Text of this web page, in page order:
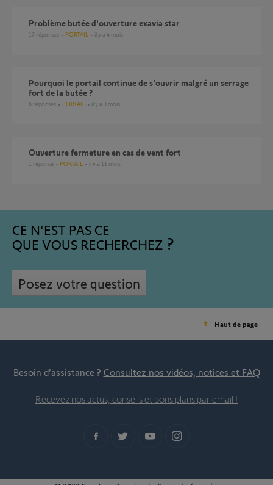
Problème butée d'ouverture exavia star
17 réponses PORTAIL il y a 4 mois
Pourquoi le portail continue de s'ouvrir malgré un serrage
fort de la butée ?
6 réponses PORTAIL il y a 3 mois
Ouverture fermeture en cas de vent fort
1 réponse PORTAIL il y a 11 mois
CE N'EST PAS CE
QUE VOUS RECHERCHEZ
Posez votre question
Haut de page
Besoin d’assistance ? Consultez nos vidéos, notices et FAQ
Recevez nos actus, conseils et bons plans par email !